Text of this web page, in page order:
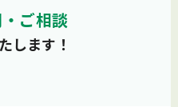
ご相談
します！